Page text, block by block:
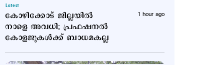
Latest
കോഴിക്കോട് ജില്ലയില്‍
നാളെ അവധി; പ്രഫഷനല്‍
കോളജുകള്‍ക്ക് ബാധമകല്ല
1 hour ago